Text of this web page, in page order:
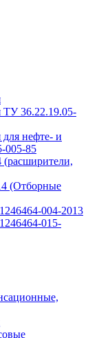
ТУ 36.22.19.05-
нефте- и
005-85
(расширители,
(Отборные
004-2013
015-